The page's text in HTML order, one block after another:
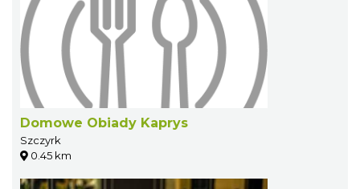
Domowe Obiady Kaprys
Szczyrk
0.45 km